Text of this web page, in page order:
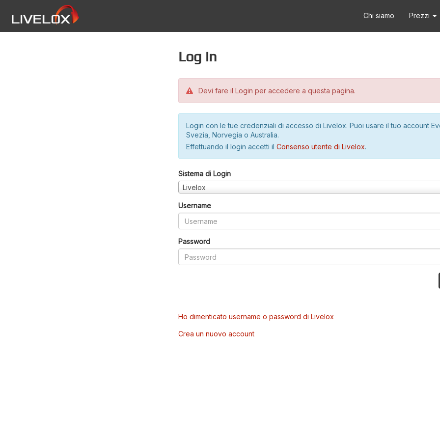
Chi siamo Prezzi
Log in
Devi fare il Login per accedere a questa pagina.
Login con le tue credenziali di accesso di Livelox. Puoi usare il tuo account
Svezia, Norvegia o Australia.
Effettuando il login accetti il Consenso utente di Livelox.
Sistema di Login
Livelox
Username
Password
Ho dimenticato username o password di Livelox
Crea un nuovo account